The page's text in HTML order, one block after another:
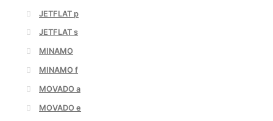
JETFLAT p
JETFLAT s
MINAMO
MINAMO f
MOVADO a
MOVADO e